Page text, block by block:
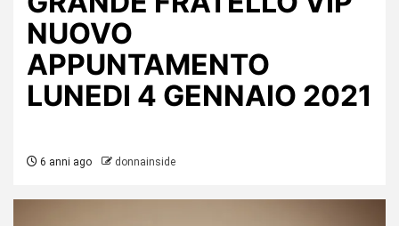
NUOVO
APPUNTAMENTO
LUNEDI 4 GENNAIO 2021
6 anni ago donnainside